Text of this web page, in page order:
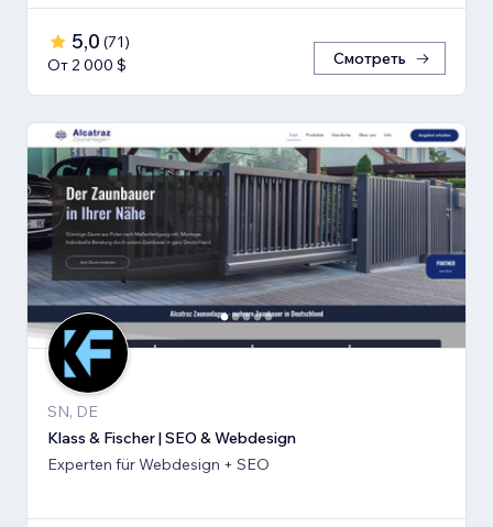
5,0 (71)
От 2 000 $
Смотреть
SN, DE
Klass & Fischer | SEO & Webdesign
Experten für Webdesign + SEO